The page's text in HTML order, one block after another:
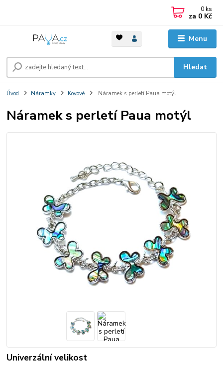
Menu
Hledat
0 ks
za 0 Kč
Úvod Náramky Kovové Náramek s perletí Paua motýl
Náramek s perletí Paua motýl
Univerzální velikost